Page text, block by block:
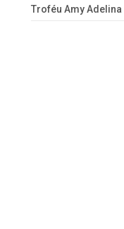
Troféu Amy Adelina